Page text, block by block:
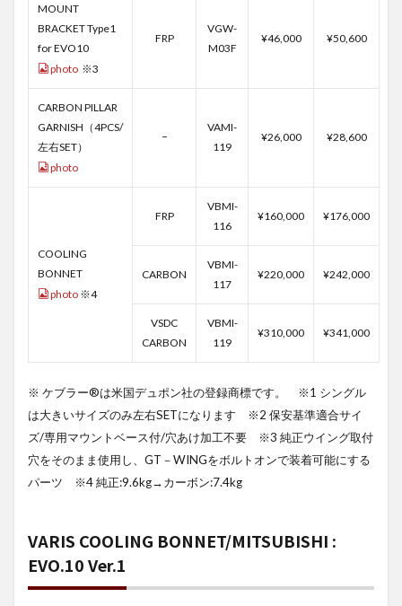
MOUNT
BRACKET Type1
for EVO10
photo ※3
FRP
VGW-
M03F
¥46,000 ¥50,600
CARBON PILLAR
GARNISH（4PCS/
左右SET）
photo
−
VAMI-
119
¥26,000 ¥28,600
COOLING
BONNET
photo ※4
FRP
VBMI-
116
¥160,000 ¥176,000
CARBON
VBMI-
117
¥220,000 ¥242,000
VSDC
CARBON
VBMI-
119
¥310,000 ¥341,000
※ ケブラー®は米国デュポン社の登録商標です。 ※1 シングル
は大きいサイズのみ左右SETになります ※2 保安基準適合サイ
ズ/専用マウントベース付/穴あけ加工不要 ※3 純正ウイング取付
穴をそのまま使用し、GT－WINGをボルトオンで装着可能にする
パーツ ※4 純正:9.6kg→カーボン:7.4kg
VARIS COOLING BONNET/MITSUBISHI :
EVO.10 Ver.1